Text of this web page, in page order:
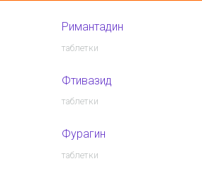
Римантадин
таблетки
Фтивазид
таблетки
Фурагин
таблетки